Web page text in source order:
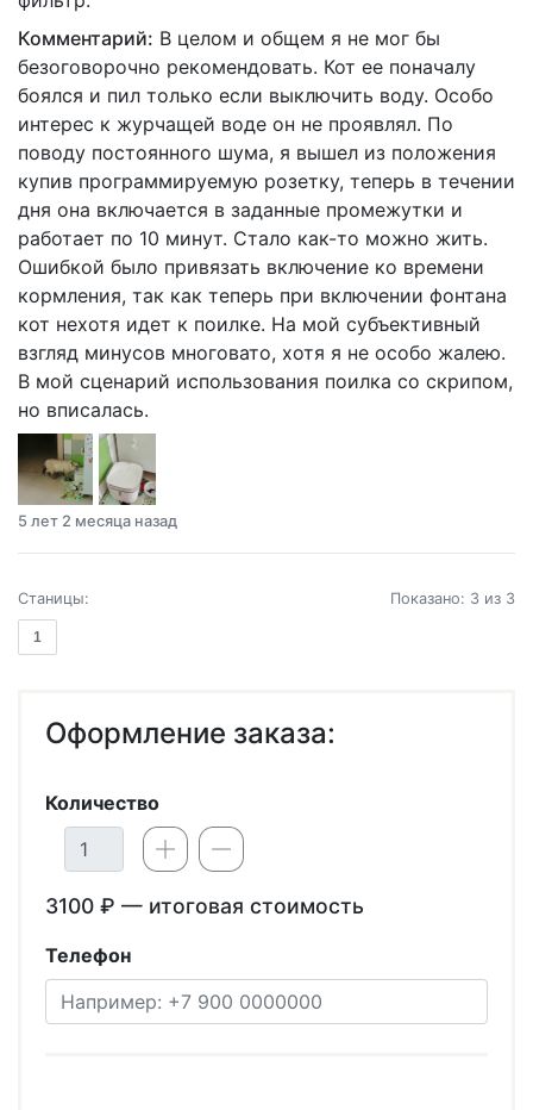
Комментарий: В целом и общем я не мог бы
безоговорочно рекомендовать. Кот ее поначалу
боялся и пил только если выключить воду. Особо
интерес к журчащей воде он не проявлял. По
поводу постоянного шума, я вышел из положения
купив программируемую розетку, теперь в течении
дня она включается в заданные промежутки и
работает по 10 минут. Стало как-то можно жить.
Ошибкой было привязать включение ко времени
кормления, так как теперь при включении фонтана
кот нехотя идет к поилке. На мой субъективный
взгляд минусов многовато, хотя я не особо жалею.
В мой сценарий использования поилка со скрипом,
но вписалась.
5 лет 2 месяца назад
Станицы:
1
Показано: 3 из 3
Оформление заказа:
Количество
3100 ₽ — итоговая стоимость
Телефон
Телефон